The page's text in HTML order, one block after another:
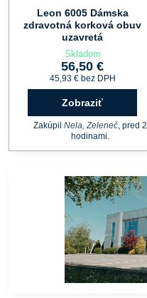
Leon 6005 Dámska
zdravotná korková obuv
uzavretá
Skladom
56,50 €
45,93 € bez DPH
Zobraziť
Zakúpil Nela, Zeleneč , pred 2
hodinami.